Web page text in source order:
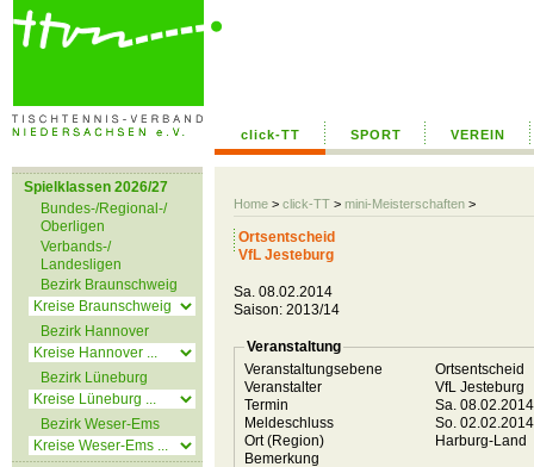
click-TT SPORT VEREIN
Home > click-TT > mini-Meisterschaften >
Spielklassen 2026/27
Bundes-/Regional-/
Oberligen
Verbands-/
Landesligen
Bezirk Braunschweig
Bezirk Hannover
Bezirk Lüneburg
Bezirk Weser-Ems
Ortsentscheid
VfL Jesteburg
Sa. 08.02.2014
Saison: 2013/14
Veranstaltung
Veranstaltungsebene
Ortsentscheid
Veranstalter
VfL Jesteburg
Termin
Sa.
Meldeschluss
So.
Ort (Region)
Harburg-Land
Bemerkung